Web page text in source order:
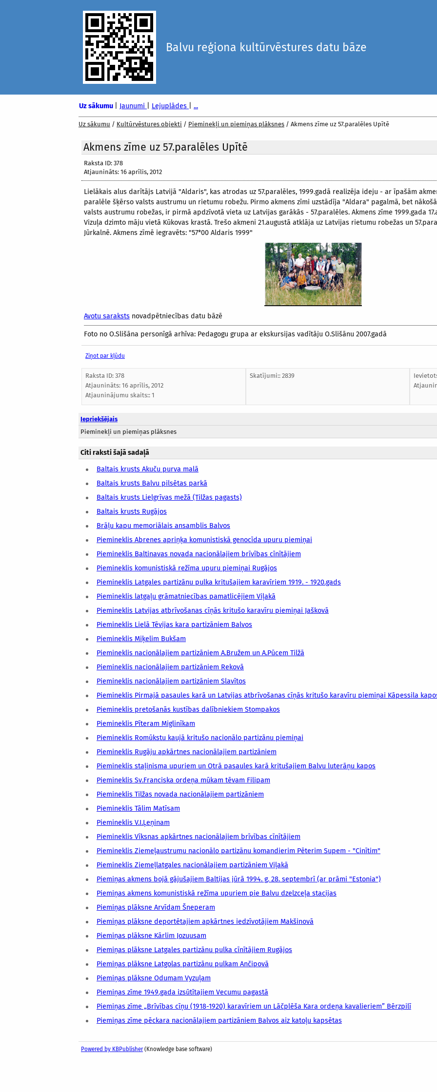
Balvu reģiona kultūrvēstures datu bāze
Uz sākumu Jaunumi Lejuplādes ...
Uz sākumu / Kultūrvēstures objekti / Pieminekļi un piemiņas plāksnes / Akmens zīme uz 57.paralēles Upītē
Akmens zīme uz 57.paralēles Upītē
Raksta ID: 378
Atjaunināts: 16 aprīlis, 2012
Lielākais alus darītājs Latvijā "Aldaris", kas atrodas uz 57.paralēles, 1999.gadā realizēja ideju ­- ar īpašām
paralēle šķērso valsts austrumu un rietumu robežu. Pirmo akmens zīmi uzstādīja "Aldara" pagalmā, bet
valsts austrumu robežas, ir pirmā apdzīvotā vieta uz Latvijas garākās - 57.paralēles. Akmens zīme 1999.gada
Vizuļa dzimto māju vietā Kūkovas krastā. Trešo akmeni 21.augustā atklāja uz Latvijas rietumu robežas un
Jūrkalnē. Akmens zīmē iegravēts: "57*00 Aldaris 1999"
Avotu saraksts novadpētniecības datu bāzē
Foto no O.Slišāna personīgā arhīva: Pedagogu grupa ar ekskursijas vadītāju O.Slišānu 2007.gadā
Ziņot par kļūdu
Raksta ID: 378
Atjaunināts: 16 aprīlis, 2012
Atjauninājumu skaits:: 1
Skatījumi:: 2839
Iepriekšējais
Pieminekļi un piemiņas plāksnes
Citi raksti šajā sadaļā
Baltais krusts Akuču purva malā
Baltais krusts Balvu pilsētas parkā
Baltais krusts Lielgrīvas mežā (Tilžas pagasts)
Baltais krusts Rugājos
Brāļu kapu memoriālais ansamblis Balvos
Piemineklis Abrenes apriņķa komunistiskā genocīda upuru piemiņai
Piemineklis Baltinavas novada nacionālajiem brīvības cīnītājiem
Piemineklis komunistiskā režīma upuru piemiņai Rugājos
Piemineklis Latgales partizānu pulka kritušajiem karavīriem 1919. - 1920.gads
Piemineklis latgaļu grāmatniecības pamatlicējiem Viļakā
Piemineklis Latvijas atbrīvošanas cīņās kritušo karavīru piemiņai Jaškovā
Piemineklis Lielā Tēvijas kara partizāniem Balvos
Piemineklis Miķelim Bukšam
Piemineklis nacionālajiem partizāniem A.Bružem un A.Pūcem Tilžā
Piemineklis nacionālajiem partizāniem Rekovā
Piemineklis nacionālajiem partizāniem Slavītos
Piemineklis Pirmajā pasaules karā un Latvijas atbrīvošanas cīņās kritušo karavīru piemiņai Kāpessila
Piemineklis pretošanās kustības dalībniekiem Stompakos
Piemineklis Pīteram Miglinīkam
Piemineklis Romūkstu kaujā kritušo nacionālo partizānu piemiņai
Piemineklis Rugāju apkārtnes nacionālajiem partizāniem
Piemineklis staļinisma upuriem un Otrā pasaules karā kritušajiem Balvu luterāņu kapos
Piemineklis Sv.Franciska ordeņa mūkam tēvam Filipam
Piemineklis Tilžas novada nacionālajiem partizāniem
Piemineklis Tālim Matīsam
Piemineklis V.I.Ļeņinam
Piemineklis Vīksnas apkārtnes nacionālajiem brīvības cīnītājiem
Piemineklis Ziemeļaustrumu nacionālo partizānu komandierim Pēterim Supem - "Cinītim"
Piemineklis Ziemeļlatgales nacionālajiem partizāniem Viļakā
Piemiņas akmens bojā gājušajiem Baltijas jūrā 1994. g. 28. septembrī (ar prāmi "Estonia")
Piemiņas akmens komunistiskā režīma upuriem pie Balvu dzelzceļa stacijas
Piemiņas plāksne Arvīdam Šneperam
Piemiņas plāksne deportētajiem apkārtnes iedzīvotājiem Makšinovā
Piemiņas plāksne Kārlim Jozuusam
Piemiņas plāksne Latgales partizānu pulka cīnītājiem Rugājos
Piemiņas plāksne Latgolas partizānu pulkam Ančipovā
Piemiņas plāksne Odumam Vyzuļam
Piemiņas zīme 1949.gada izsūtītajiem Vecumu pagastā
Piemiņas zīme „Brīvības cīņu (1918-1920) karavīriem un Lāčplēša Kara ordeņa kavalieriem” Bērzpilī
Piemiņas zīme pēckara nacionālajiem partizāniem Balvos aiz katoļu kapsētas
Powered by KBPublisher (Knowledge base software)